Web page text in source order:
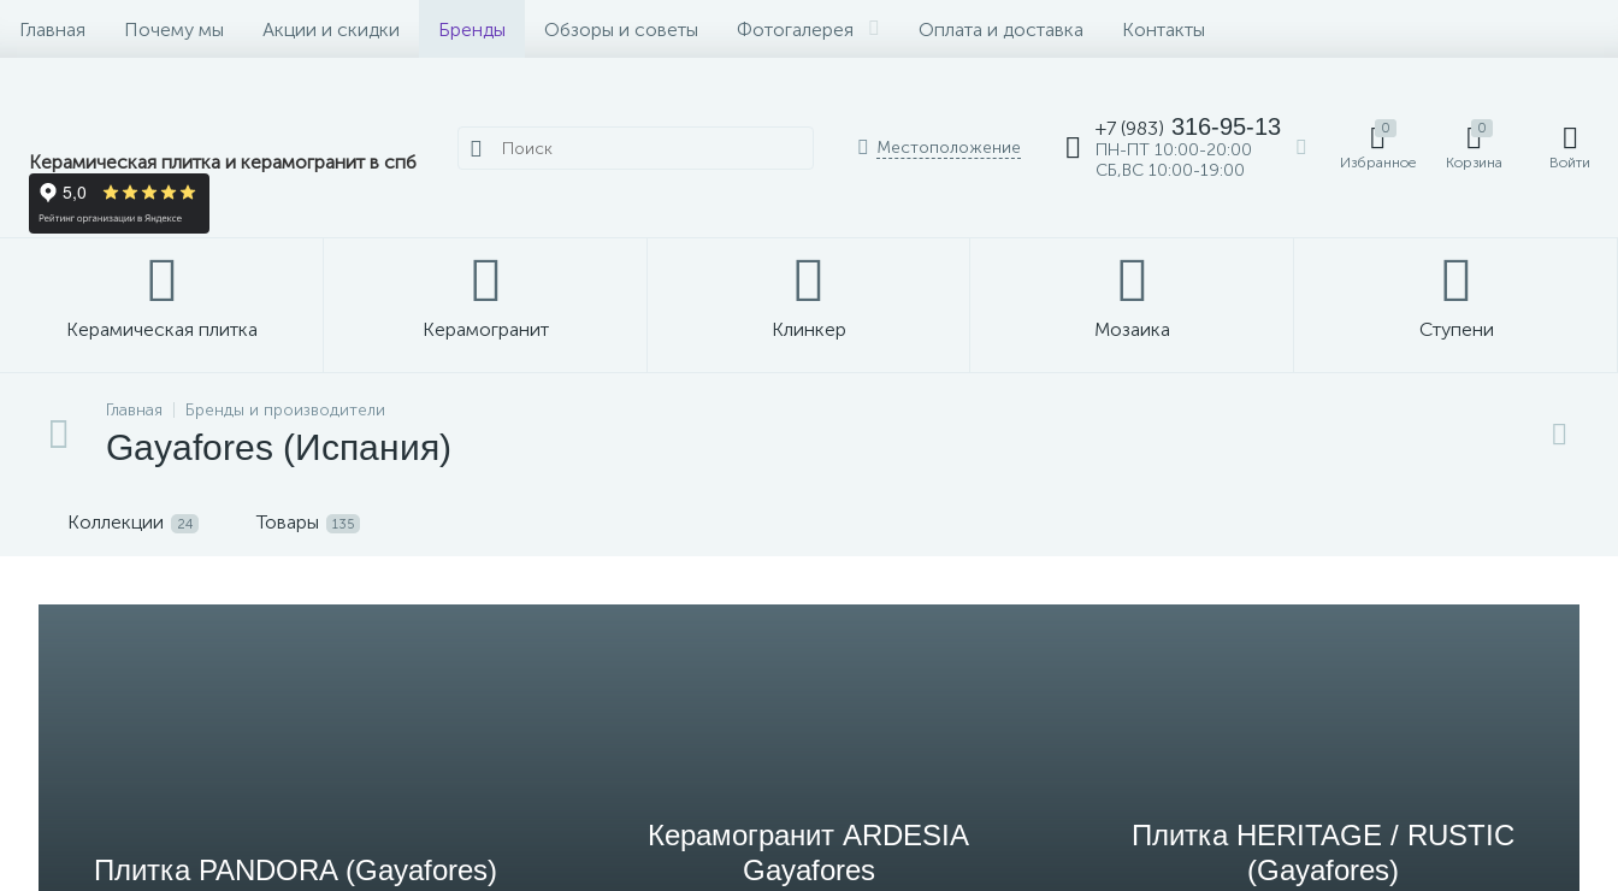
Главная Почему мы Акции и скидки Бренды Обзоры и советы Фотогалерея Оплата и доставка Контакты
Керамическая плитка и керамогранит в спб
Местоположение
+7 (983) 316-95-13
ПН-ПТ 10:00-20:00
СБ,ВС 10:00-19:00
0
Избранное
0
Корзина Войти
Керамическая плитка Керамогранит Клинкер Мозаика Ступени
Главная Бренды и производители
Gayafores (Испания)
Коллекции 24 Товары 135
Плитка PANDORA (Gayafores)
Керамогранит ARDESIA
Gayafores
Плитка HERITAGE / RUSTIC
(Gayafores)